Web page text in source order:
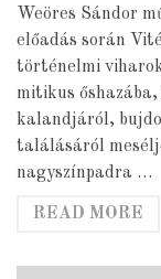
Weöres Sándor
előadás során
történelmi
mitikus őshazába,
kalandjáról,
találásáról
nagyszínpadra …
READ MORE